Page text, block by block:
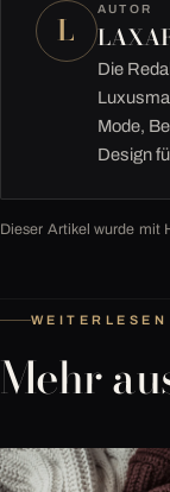
L AUTOR
Die
Mode,
Design
Dieser Artikel wurde mit
WEITERLESEN
Mehr